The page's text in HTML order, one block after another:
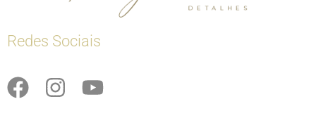
Redes Sociais
F
I
Y